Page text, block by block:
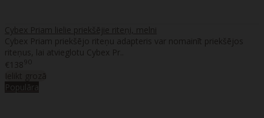
Cybex Priam lielie priekšējie riteņi, melni
Cybex Priam priekšējo riteņu adapteris var nomainīt priekšējos
riteņus, lai atvieglotu Cybex Pr..
€13890
Ielikt grozā
Populāra